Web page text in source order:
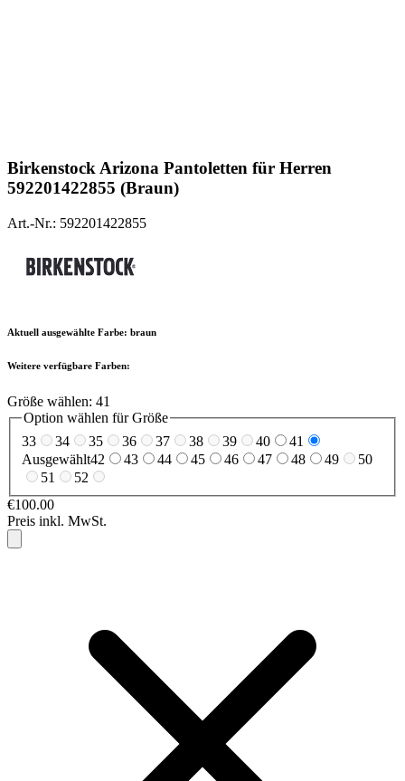
BirkenstockArizona Pantoletten für Herren
592201422855 (Braun)
Art.-Nr.: 592201422855
Aktuell ausgewählte Farbe: braun
Weitere verfügbare Farben:
Größe wählen: 41
Option wählen für Größe
33
34 35 36 37 38 39 40
41
Ausgewählt42 43 44 45 46 47 48 49
50
51
52
€100.00
Preis inkl. MwSt.